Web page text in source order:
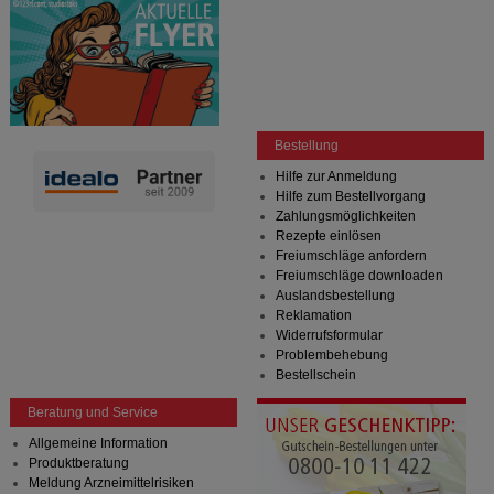
Bestellung
Hilfe zur Anmeldung
Hilfe zum Bestellvorgang
Zahlungsmöglichkeiten
Rezepte einlösen
Freiumschläge anfordern
Freiumschläge downloaden
Auslandsbestellung
Reklamation
Widerrufsformular
Problembehebung
Bestellschein
Beratung und Service
Allgemeine Information
Produktberatung
Meldung Arzneimittelrisiken